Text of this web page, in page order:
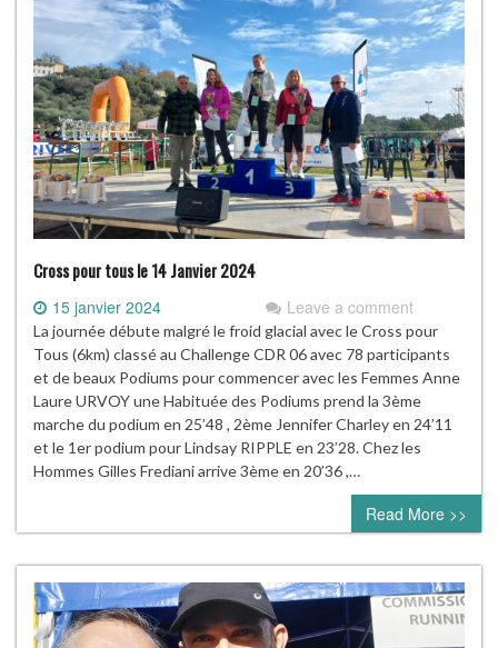
Cross pour tous le 14 Janvier 2024
15 janvier 2024 Leave a comment
La journée débute malgré le froid glacial avec le Cross pour
Tous (6km) classé au Challenge CDR 06 avec 78 participants
et de beaux Podiums pour commencer avec les Femmes Anne
Laure URVOY une Habituée des Podiums prend la 3ème
marche du podium en 25’48 , 2ème Jennifer Charley en 24’11
et le 1er podium pour Lindsay RIPPLE en 23’28. Chez les
Hommes Gilles Frediani arrive 3ème en 20’36 ,…
Read More >>